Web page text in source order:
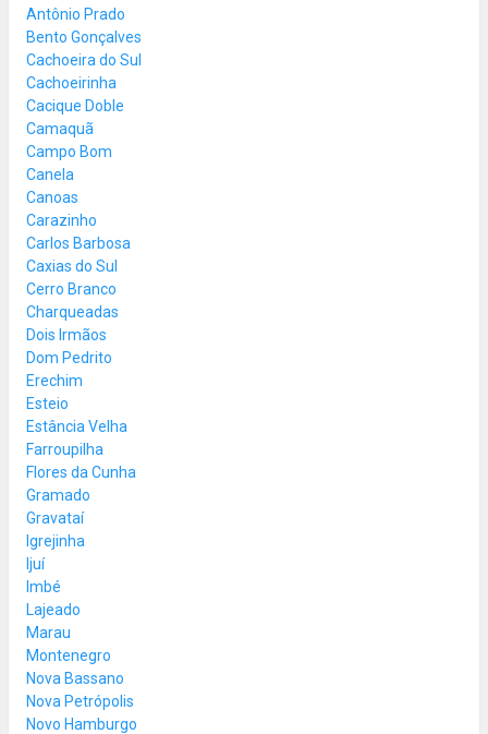
Antônio Prado
Bento Gonçalves
Cachoeira do Sul
Cachoeirinha
Cacique Doble
Camaquã
Campo Bom
Canela
Canoas
Carazinho
Carlos Barbosa
Caxias do Sul
Cerro Branco
Charqueadas
Dois Irmãos
Dom Pedrito
Erechim
Esteio
Estância Velha
Farroupilha
Flores da Cunha
Gramado
Gravataí
Igrejinha
Ijuí
Imbé
Lajeado
Marau
Montenegro
Nova Bassano
Nova Petrópolis
Novo Hamburgo